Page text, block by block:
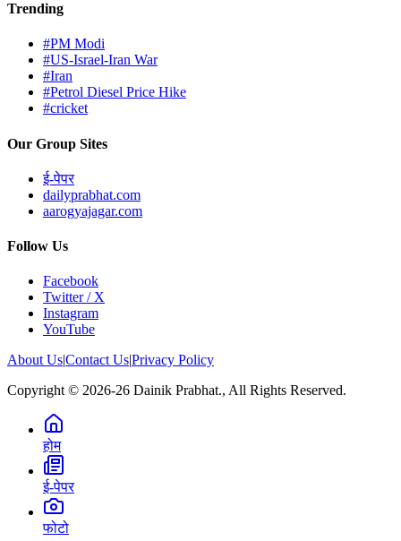
Trending
#PM Modi
#US-Israel-Iran War
#Iran
#Petrol Diesel Price Hike
#cricket
Our Group Sites
ई-पेपर
dailyprabhat.com
aarogyajagar.com
Follow Us
Facebook
Twitter / X
Instagram
YouTube
About Us|Contact Us|Privacy Policy
Copyright © 2026-26 Dainik Prabhat., All Rights Reserved.
होम
ई-पेपर
फोटो